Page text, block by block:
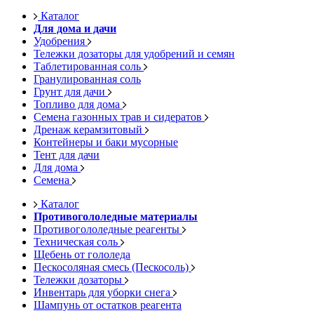
Каталог
Для дома и дачи
Удобрения
Тележки дозаторы для удобрений и семян
Таблетированная соль
Гранулированная соль
Грунт для дачи
Топливо для дома
Семена газонных трав и сидератов
Дренаж керамзитовый
Контейнеры и баки мусорные
Тент для дачи
Для дома
Семена
Каталог
Противогололедные материалы
Противогололедные реагенты
Техническая соль
Щебень от гололеда
Пескосоляная смесь (Пескосоль)
Тележки дозаторы
Инвентарь для уборки снега
Шампунь от остатков реагента